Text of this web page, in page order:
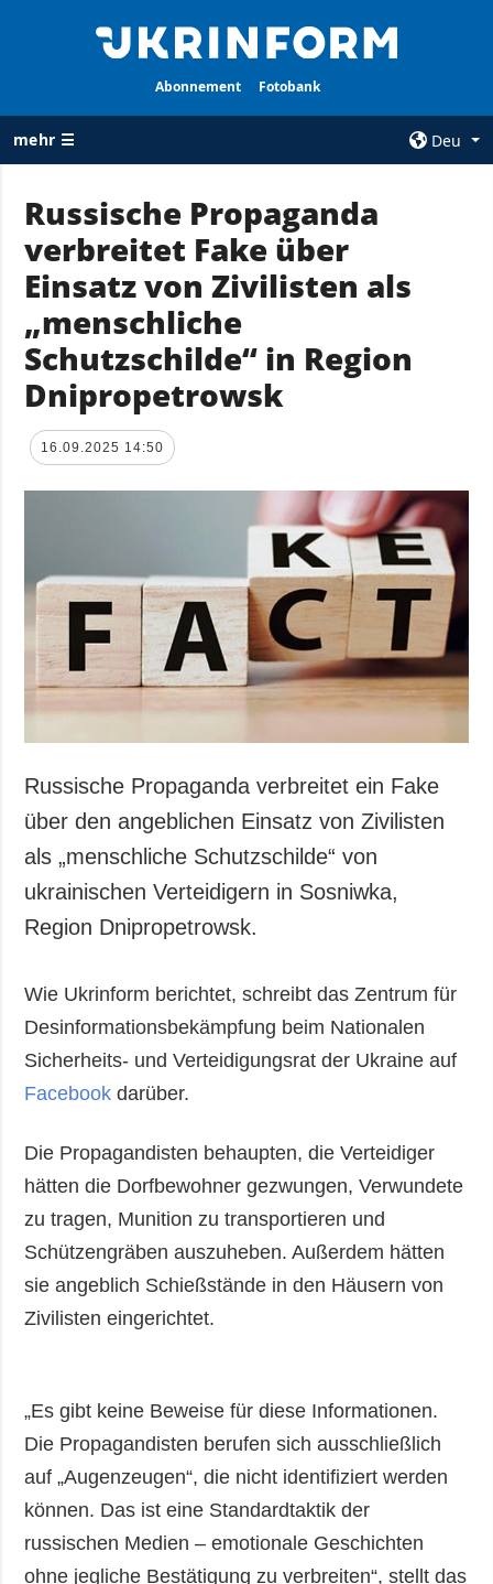
Abonnement Fotobank
mehr ☰
Deu
ALLE
RUBRIKEN
Krieg
Wiederaufbau
der Ukraine
Politik
Wirtschaft
Militär
Kriminalität
Notstand und
Notfälle
AGENTUR
Über uns
services
Politik zur
ZUSÄTZLICH
Veröffentlichungen
Interview
Fotos
LEISTUNGEN
Abonnement
Fotobank
Russische Propaganda
verbreitet Fake über
Einsatz von Zivilisten als
„menschliche
Schutzschilde“ in Region
Dnipropetrowsk
16.09.2025 14:50
Russische Propaganda verbreitet ein Fake
über den angeblichen Einsatz von Zivilisten
als „menschliche Schutzschilde“ von
ukrainischen Verteidigern in Sosniwka,
Region Dnipropetrowsk.
Wie Ukrinform berichtet, schreibt das Zentrum für
Desinformationsbekämpfung beim Nationalen
Sicherheits- und Verteidigungsrat der Ukraine auf
Facebook darüber.
Die Propagandisten behaupten, die Verteidiger
hätten die Dorfbewohner gezwungen, Verwundete
zu tragen, Munition zu transportieren und
Schützengräben auszuheben. Außerdem hätten
sie angeblich Schießstände in den Häusern von
Zivilisten eingerichtet.
„Es gibt keine Beweise für diese Informationen.
Die Propagandisten berufen sich ausschließlich
auf „Augenzeugen“, die nicht identifiziert werden
können. Das ist eine Standardtaktik der
russischen Medien – emotionale Geschichten
ohne jegliche Bestätigung zu verbreiten“, stellt das